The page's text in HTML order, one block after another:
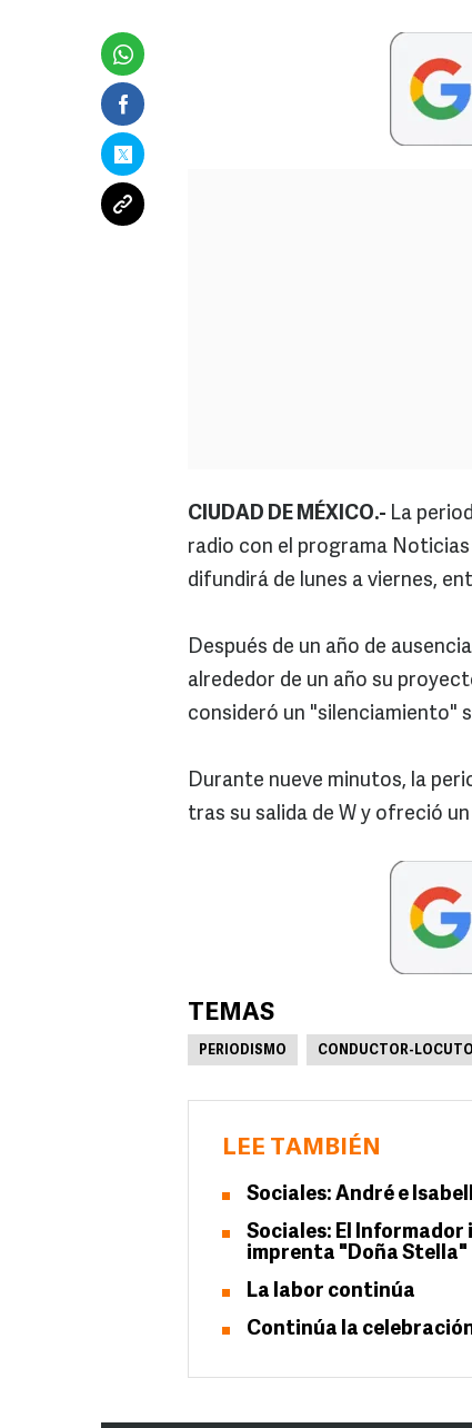
CIUDAD DE MÉXICO.- La
radio con el programa Noticias
difundirá de lunes a viernes,
Después de un año de
alrededor de un año su
consideró un "silenciamiento"
Durante nueve minutos, la
tras su salida de W y ofreció
TEMAS
PERIODISMO CONDUCTOR-
LEE TAMBIÉN
Sociales: André e
Sociales: El
imprenta "Doña Stella"
La labor continúa
Continúa la celebración